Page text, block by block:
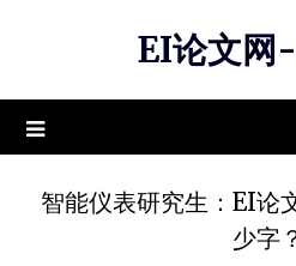
EI论文网
智能仪表研究生：EI论
少字